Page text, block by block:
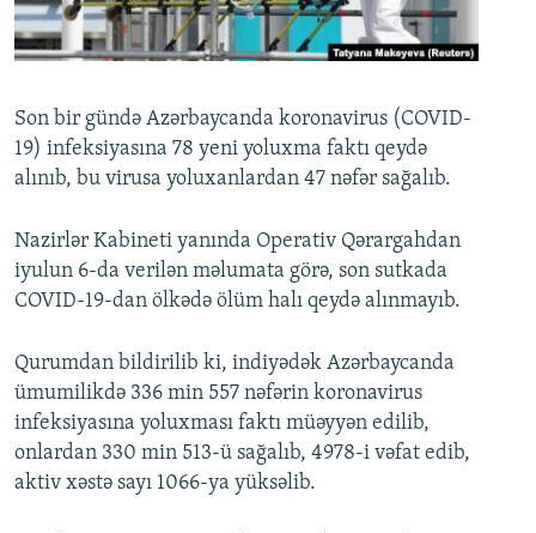
İNFOQRAFIKA
KARIKATURA
AZƏRBAYCAN ƏDƏBIYYATI KITABXANASI
İSLAM VƏ DEMOKRATIYA
İZ - MƏDƏNIYYƏT PROQRAMI
MISSIYAMIZ
PEŞƏ ETIKASI VƏ JURNALISTIKA STANDARTLARIMIZ
MATERIALLARIMIZDAN ISTIFADƏ
AZADLIQRADIOSU MOBIL TELEFONUNUZDA
XƏBƏR BÜLLETENLƏRIMIZ
BIZI IZLƏ
RFE/RL-in bütün saytları
Son bir gündə Azərbaycanda koronavirus (COVID-
19) infeksiyasına 78 yeni yoluxma faktı qeydə
alınıb, bu virusa yoluxanlardan 47 nəfər sağalıb.
Nazirlər Kabineti yanında Operativ Qərargahdan
iyulun 6-da verilən məlumata görə, son sutkada
COVID-19-dan ölkədə ölüm halı qeydə alınmayıb.
Qurumdan bildirilib ki, indiyədək Azərbaycanda
ümumilikdə 336 min 557 nəfərin koronavirus
infeksiyasına yoluxması faktı müəyyən edilib,
onlardan 330 min 513-ü sağalıb, 4978-i vəfat edib,
aktiv xəstə sayı 1066-ya yüksəlib.